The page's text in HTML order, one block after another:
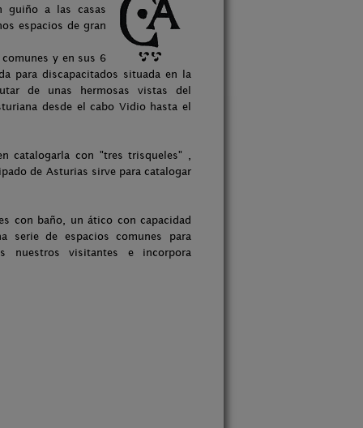
guiño a las casas
espacios de gran
y en sus 6
para discapacitados situada en la
de unas hermosas vistas del
desde el cabo Vidio hasta el
catalogarla con "tres trisqueles" ,
de Asturias sirve para catalogar
con baño, un ático con capacidad
serie de espacios comunes para
nuestros visitantes e incorpora